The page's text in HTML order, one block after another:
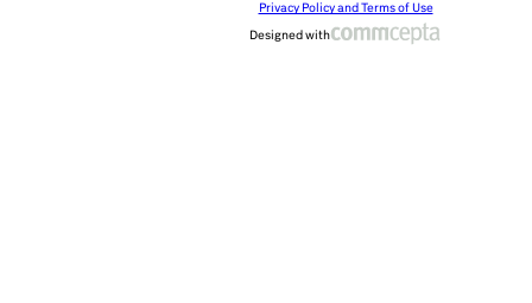
Privacy Policy and Terms of Use
Designed with